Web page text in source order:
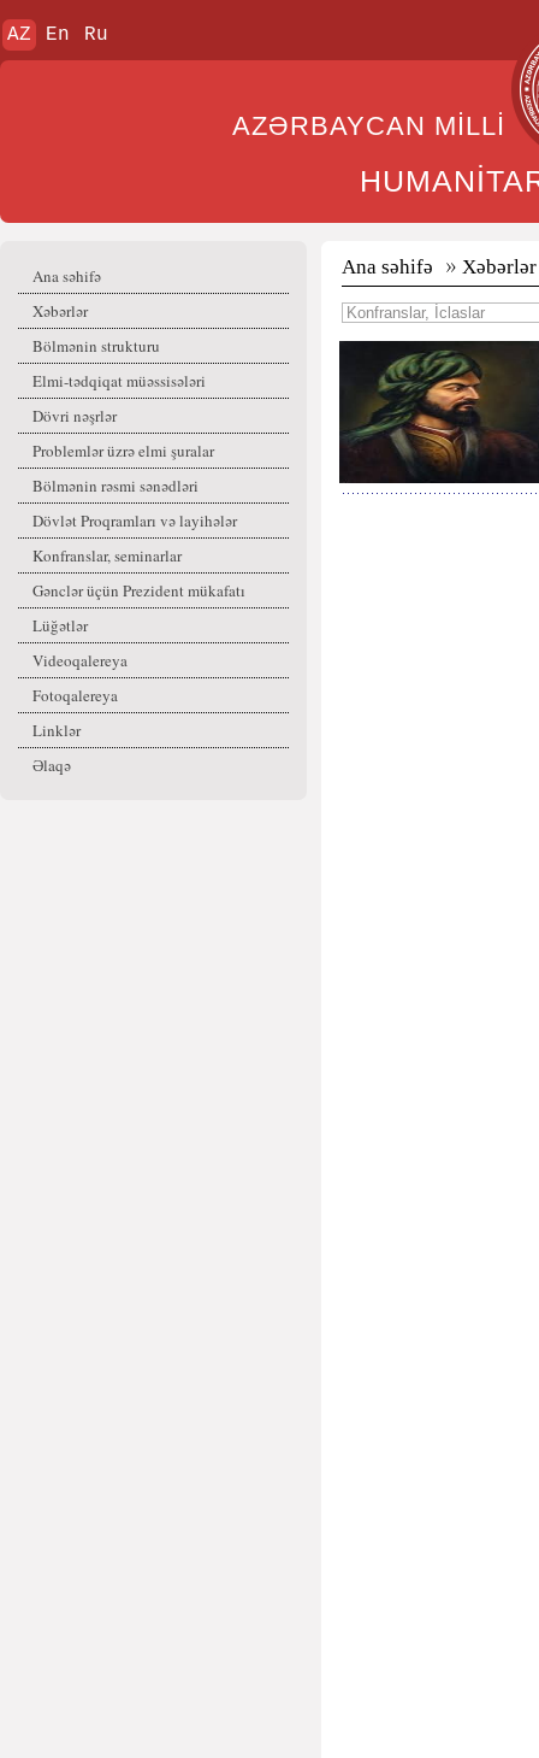
AZ En Ru
AZƏRBAYCAN
Ana səhifə
Xəbərlər
Bölmənin strukturu
Elmi-tədqiqat müəssisələri
Dövri nəşrlər
Problemlər üzrə elmi şuralar
Bölmənin rəsmi sənədləri
Dövlət Proqramları və layihələr
Konfranslar, seminarlar
Gənclər üçün Prezident mükafatı
Lüğətlər
Videoqalereya
Fotoqalereya
Linklər
Əlaqə
Ana səhifə Xəbərlər